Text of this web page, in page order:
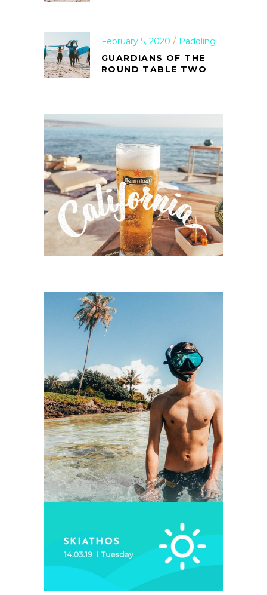
February 5, 2020
Paddling
GUARDIANS OF THE
ROUND TABLE TWO